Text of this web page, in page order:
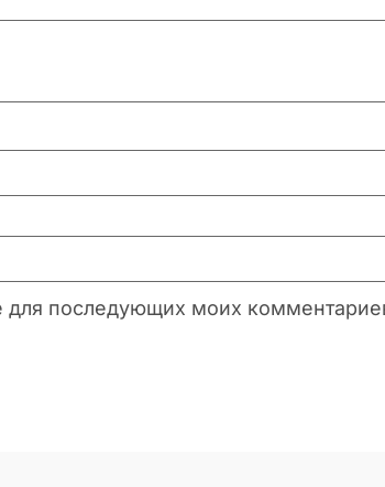
для последующих моих